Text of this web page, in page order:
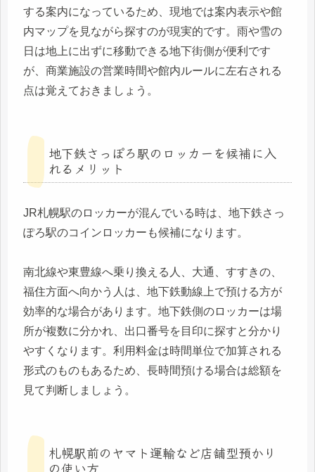
する案内になっているため、現地では案内表示や館
内マップを見ながら探すのが現実的です。雨や雪の
日は地上に出ずに移動できる地下街側が便利です
が、商業施設の営業時間や館内ルールに左右される
点は覚えておきましょう。
地下鉄さっぽろ駅のロッカーを候補に入
れるメリット
JR札幌駅のロッカーが混んでいる時は、地下鉄さっ
ぽろ駅のコインロッカーも候補になります。
南北線や東豊線へ乗り換える人、大通、すすきの、
福住方面へ向かう人は、地下鉄動線上で預ける方が
効率的な場合があります。地下鉄側のロッカーは場
所が複数に分かれ、出口番号を目印に探すと分かり
やすくなります。利用料金は時間単位で加算される
形式のものもあるため、長時間預ける場合は総額を
見て判断しましょう。
札幌駅前のヤマト運輸など店舗型預かり
の使い方